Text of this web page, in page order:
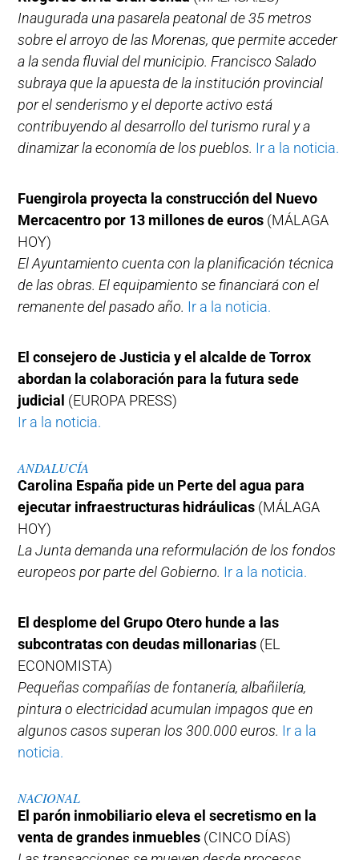
Inaugurada una pasarela peatonal de 35 metros
sobre el arroyo de las Morenas, que permite acceder
a la senda fluvial del municipio. Francisco Salado
subraya que la apuesta de la institución provincial
por el senderismo y el deporte activo está
contribuyendo al desarrollo del turismo rural y a
dinamizar la economía de los pueblos. Ir a la noticia.
Fuengirola proyecta la construcción del Nuevo
Mercacentro por 13 millones de euros (MÁLAGA
HOY)
El Ayuntamiento cuenta con la planificación técnica
de las obras. El equipamiento se financiará con el
remanente del pasado año. Ir a la noticia.
El consejero de Justicia y el alcalde de Torrox
abordan la colaboración para la futura sede
judicial (EUROPA PRESS)
Ir a la noticia.
ANDALUCÍA
Carolina España pide un Perte del agua para
ejecutar infraestructuras hidráulicas (MÁLAGA
HOY)
La Junta demanda una reformulación de los fondos
europeos por parte del Gobierno. Ir a la noticia.
El desplome del Grupo Otero hunde a las
subcontratas con deudas millonarias (EL
ECONOMISTA)
Pequeñas compañías de fontanería, albañilería,
pintura o electricidad acumulan impagos que en
algunos casos superan los 300.000 euros. Ir a la
noticia.
NACIONAL
El parón inmobiliario eleva el secretismo en la
venta de grandes inmuebles (CINCO DÍAS)